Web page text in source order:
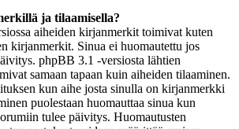
ja tilaamisella?
aiheiden kirjanmerkit toimivat kuten
kirjanmerkit. Sinua ei huomautettu jos
phpBB 3.1 -versiosta lähtien
samaan tapaan kuin aiheiden tilaaminen.
kun aihe josta sinulla on kirjanmerkki
puolestaan huomauttaa sinua kun
tulee päivitys. Huomautusten